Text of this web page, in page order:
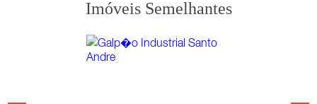
ImóveisSemelhantes